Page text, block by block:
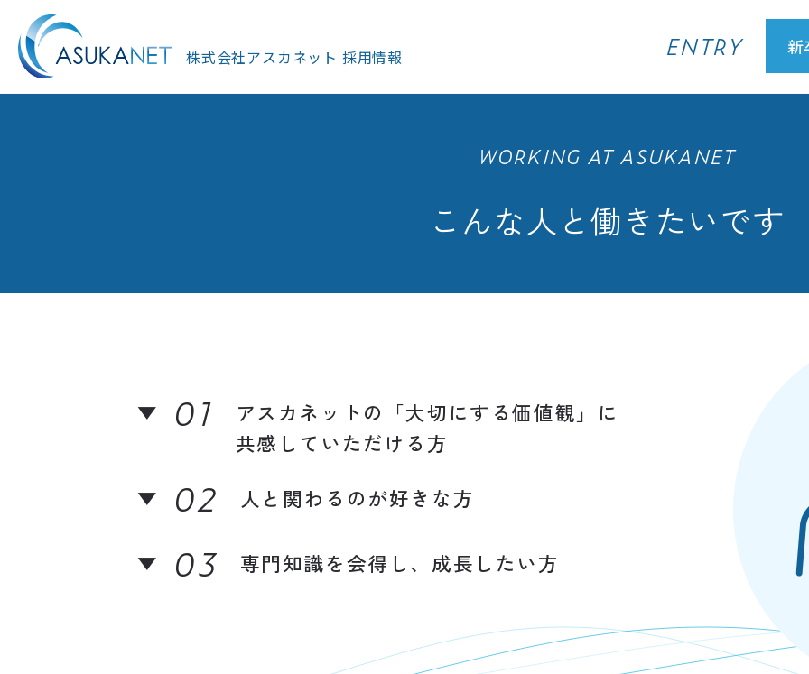
株式会社アスカネット 採用情報 ENTRY 新
WORKING AT ASUKANET
こんな人と働きたいです
01
アスカネットの「大切にする価値観」に
共感していただける方
02 人と関わるのが好きな方
03 専門知識を会得し、成長したい方